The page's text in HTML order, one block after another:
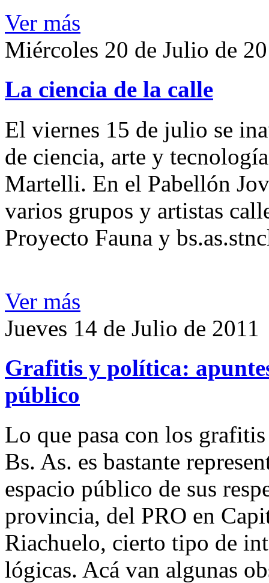
Ver más
Miércoles 20 de Julio de
La ciencia de la calle
El viernes 15 de julio se
de ciencia, arte y
Martelli. En el Pabellón
varios grupos y artistas
Proyecto Fauna y
Ver más
Jueves 14 de Julio de 2011
Grafitis y política:
público
Lo que pasa con los
Bs. As. es bastante
espacio público de sus
provincia, del PRO en
Riachuelo, cierto tipo de
lógicas. Acá van algunas